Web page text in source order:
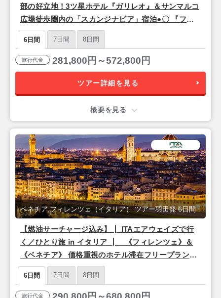
部の好立地！3ツ星ホテル『ガリレオ』＆サンマルコ
広場徒歩圏内の「スカンジナビア」宿泊●〇 『フィ
レンツェ＆ベネチア』6日間【羽田または成田午前
発/エールフランス利用】
6日間 7日間 8日間
旅行代金 281,800円～572,800円
ツアー詳細を見る
概要を見る
【燃油サーチャージ込み】┃ ITAエアウェイズで行
く／ひとり旅 in イタリア ┃ 《フィレンツェ》＆
《ベネチア》 価格重視のホテル滞在フリープラン
朝食付き 6日間 【羽田発】
ベネチア,フィレンツェ（イタリア） ツアー羽田発 6日間
6日間 7日間 8日間
旅行代金